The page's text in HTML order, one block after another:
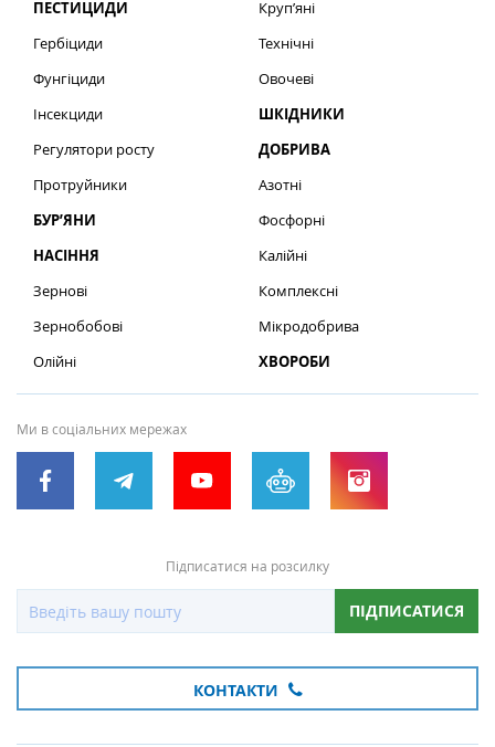
ПЕСТИЦИДИ
Гербіциди
Фунгіциди
Інсекциди
Регулятори росту
Протруйники
БУР’ЯНИ
НАСІННЯ
Зернові
Зернобобові
Олійні
Круп’яні
Технічні
Овочеві
ШКІДНИКИ
ДОБРИВА
Азотні
Фосфорні
Калійні
Комплексні
Мікродобрива
ХВОРОБИ
Ми в соціальних мережах
Підписатися на розсилку
ПІДПИСАТИСЯ
КОНТАКТИ